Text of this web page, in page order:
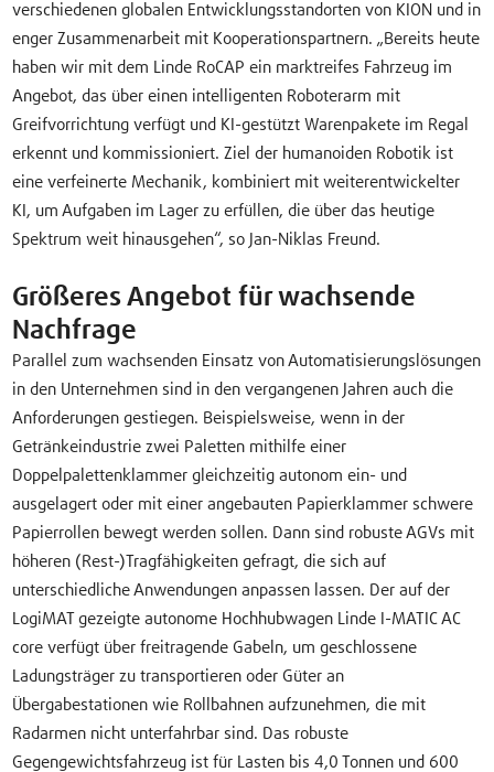
verschiedenen globalen Entwicklungsstandorten von KION und in
enger Zusammenarbeit mit Kooperationspartnern. „Bereits heute
haben wir mit dem Linde RoCAP ein marktreifes Fahrzeug im
Angebot, das über einen intelligenten Roboterarm mit
Greifvorrichtung verfügt und KI-gestützt Warenpakete im Regal
erkennt und kommissioniert. Ziel der humanoiden Robotik ist
eine verfeinerte Mechanik, kombiniert mit weiterentwickelter
KI, um Aufgaben im Lager zu erfüllen, die über das heutige
Spektrum weit hinausgehen“, so Jan-Niklas Freund.
Größeres Angebot für wachsende
Nachfrage
Parallel zum wachsenden Einsatz von Automatisierungslösungen
in den Unternehmen sind in den vergangenen Jahren auch die
Anforderungen gestiegen. Beispielsweise, wenn in der
Getränkeindustrie zwei Paletten mithilfe einer
Doppelpalettenklammer gleichzeitig autonom ein- und
ausgelagert oder mit einer angebauten Papierklammer schwere
Papierrollen bewegt werden sollen. Dann sind robuste AGVs mit
höheren (Rest-)Tragfähigkeiten gefragt, die sich auf
unterschiedliche Anwendungen anpassen lassen. Der auf der
LogiMAT gezeigte autonome Hochhubwagen Linde I-MATIC AC
core verfügt über freitragende Gabeln, um geschlossene
Ladungsträger zu transportieren oder Güter an
Übergabestationen wie Rollbahnen aufzunehmen, die mit
Radarmen nicht unterfahrbar sind. Das robuste
Gegengewichtsfahrzeug ist für Lasten bis 4,0 Tonnen und 600